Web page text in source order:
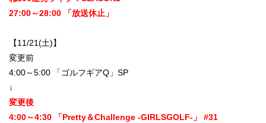
27:00～28:00 「放送休止」
【11/21(土)】
変更前
4:00～5:00 「ゴルフギアQ」SP
↓
変更後
4:00～4:30 「Pretty＆Challenge -GIRLSGOLF-」 #31